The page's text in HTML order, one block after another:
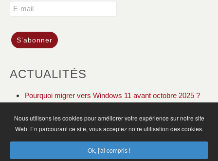
ACTUALITÉS
Pourquoi migrer vers Windows 11 avant octobre 2025 ?
ACCUEIL ACTUALITÉS PLAN DU SITE
MENTIONS LÉGALES CGV CONTACT
Nous utilisons les cookies pour améliorer votre expérience sur notre site
Web. En parcourant ce site, vous acceptez notre utilisation des cookies.
Ok, j'ai compris !